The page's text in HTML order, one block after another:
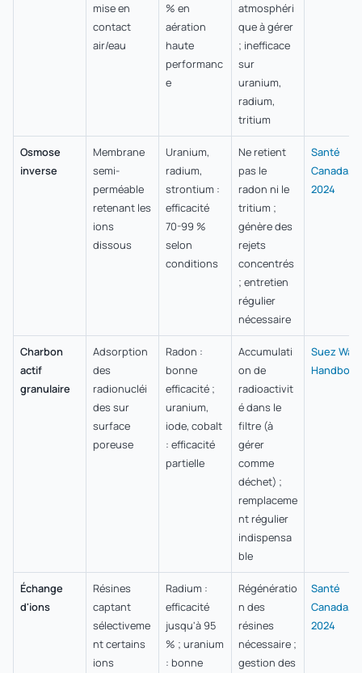
mise en
contact
air/eau
% en
aération
haute
performanc
e
atmosphéri
que à gérer
; inefficace
sur
uranium,
radium,
tritium
Osmose
inverse
Membrane
semi-
perméable
retenant les
ions
dissous
Uranium,
radium,
strontium :
efficacité
70-99 %
selon
conditions
Ne retient
pas le
radon ni le
tritium ;
génère des
rejets
concentrés
; entretien
régulier
nécessaire
Santé
Canada,
2024
Charbon
actif
granulaire
Adsorption
des
radionucléi
des sur
surface
poreuse
Radon :
bonne
efficacité ;
uranium,
iode, cobalt
: efficacité
partielle
Accumulati
on de
radioactivit
é dans le
filtre (à
gérer
comme
déchet) ;
remplaceme
nt régulier
indispensa
ble
Suez
Handbook
Échange
d'ions
Résines
captant
sélectiveme
nt certains
ions
Radium :
efficacité
jusqu'à 95
% ; uranium
: bonne
Régénératio
n des
résines
nécessaire ;
gestion des
Santé
Canada,
2024